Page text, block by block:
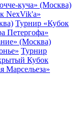
куча» (Москва)
NexVik'a»
Турнир «Кубок
Петергофа»
(Москва)
Турнир
Кубок
Марсельеза»